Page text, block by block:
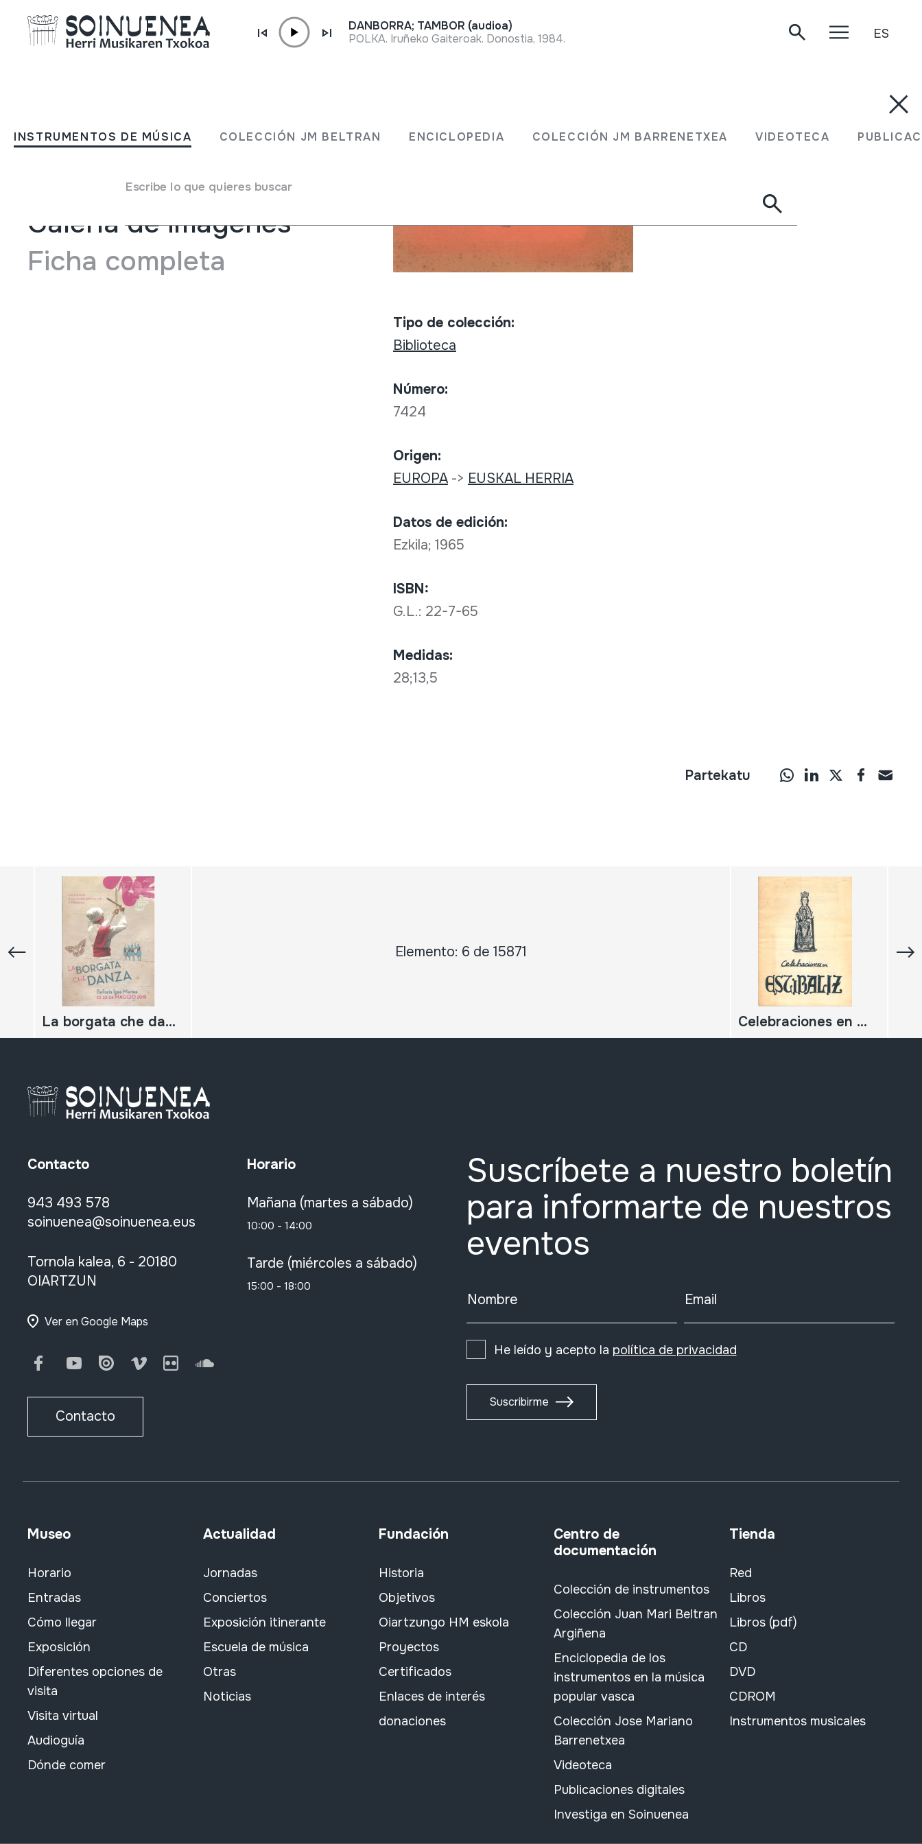
INSTRUMENTOS DE MÚSICA COLECCIÓN JM BELTRAN ENCICLOPEDIA COLECCIÓN JM BARRENETXEA VIDEOTECA
Escribe lo que quieres buscar
DANBORRA; TAMBOR (audioa)
POLKA. Iruñeko Gaiteroak. Donostia, 1984.
ES
Ehorzketak S.1
Galería de imágenes
Ficha completa
Tipo de colección:
Biblioteca
Número:
7424
Origen:
EUROPA-> EUSKAL HERRIA
Datos de edición:
Ezkila; 1965
ISBN:
G.L.: 22-7-65
Medidas:
28;13,5
Partekatu
Elemento: 6 de 15871
La borgata che danza; festival di strada di musiche della tradizione orale XXII edizione Celebraciones en Estibaliz
Contacto
943 493 578
soinuenea@soinuenea.eus
Tornola kalea, 6 - 20180
OIARTZUN
Ver en Google Maps
FacebookYoutubeIssuu Vimeo FlickrSoundCloud
Contacto
Horario
Mañana (martes a sábado)
10:00 - 14:00
Tarde (miércoles a sábado)
15:00 - 18:00
Suscríbete a nuestro boletín
para informarte de nuestros
eventos
Nombre Email
He leído y acepto la política de privacidad
Suscribirme
Museo
Horario
Entradas
Cómo llegar
Exposición
Diferentes opciones de
visita
Visita virtual
Audioguía
Dónde comer
Actualidad
Jornadas
Conciertos
Exposición itinerante
Escuela de música
Otras
Noticias
Fundación
Historia
Objetivos
Oiartzungo HM eskola
Proyectos
Certificados
Enlaces de interés
donaciones
Centro de
documentación
Colección de instrumentos
Colección Juan Mari Beltran
Argiñena
Enciclopedia de los
instrumentos en la música
popular vasca
Colección Jose Mariano
Barrenetxea
Videoteca
Publicaciones digitales
Investiga en Soinuenea
Tienda
Red
Libros
Libros (pdf)
CD
DVD
CDROM
Instrumentos musicales